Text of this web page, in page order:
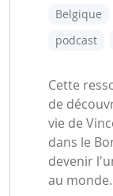
Belgique
podcast
Cette
de
vie de
dans le
devenir
au monde.